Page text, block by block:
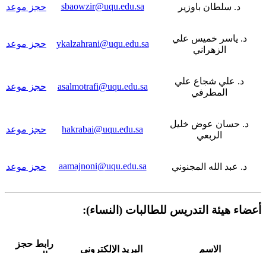
د. سلطان باوزير sbaowzir@uqu.edu.sa حجز موعد
د. ياسر خميس علي
الزهراني
ykalzahrani@uqu.edu.sa حجز موعد
د. علي شجاع علي
المطرفي
asalmotrafi@uqu.edu.sa حجز موعد
د. حسان عوض خليل
الربعي
hakrabai@uqu.edu.sa حجز موعد
د. عبد الله المجنوني aamajnoni@uqu.edu.sa حجز موعد
أعضاء هيئة التدريس للطالبات (النساء):
الاسم البريد الإلكتروني
رابط حجز